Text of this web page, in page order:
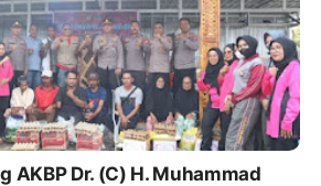
AKBP Dr. (C) H. Muhammad